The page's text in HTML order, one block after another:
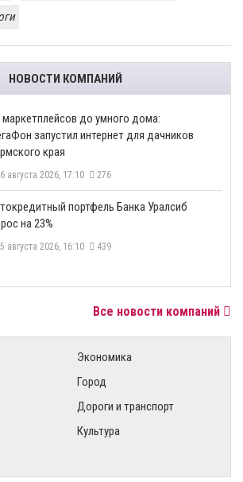
НОВОСТИ КОМПАНИЙ
до умного дома:
запустил интернет для дачников
края
августа 2026, 17:10 276
портфель Банка Уралсиб
на 23%
августа 2026, 16:10 439
Все новости компаний
Экономика
Город
Дороги и транспорт
Культура